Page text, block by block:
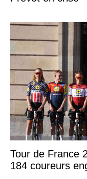
Tour de France
184 coureurs